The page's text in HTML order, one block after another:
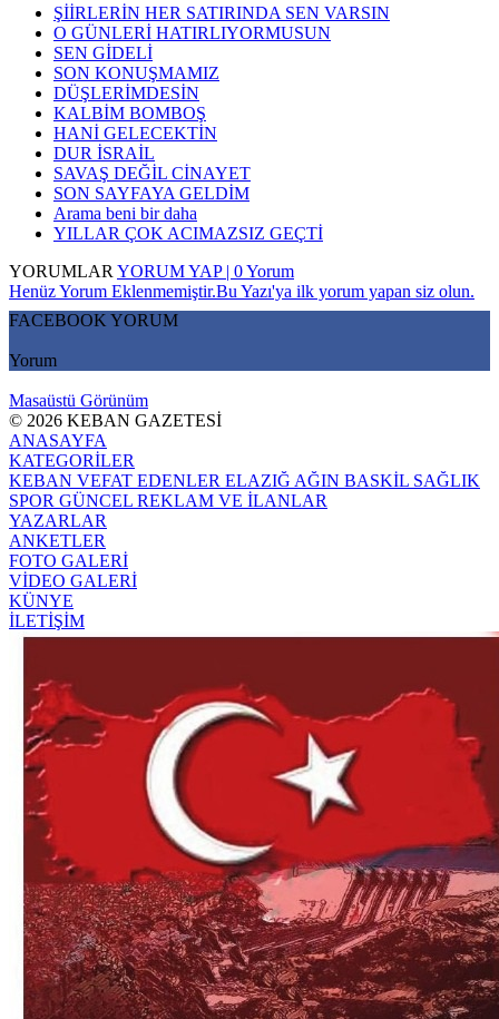
ŞİİRLERİN HER SATIRINDA SEN VARSIN
O GÜNLERİ HATIRLIYORMUSUN
SEN GİDELİ
SON KONUŞMAMIZ
DÜŞLERİMDESİN
KALBİM BOMBOŞ
HANİ GELECEKTİN
DUR İSRAİL
SAVAŞ DEĞİL CİNAYET
SON SAYFAYA GELDİM
Arama beni bir daha
YILLAR ÇOK ACIMAZSIZ GEÇTİ
YORUMLAR YORUM YAP | 0 Yorum
Henüz Yorum Eklenmemiştir.Bu Yazı'ya ilk yorum yapan siz olun.
FACEBOOK YORUM
Yorum
Masaüstü Görünüm
© 2026 KEBAN GAZETESİ
ANASAYFA
KATEGORİLER
KEBAN VEFAT EDENLER ELAZIĞ AĞIN BASKİL SAĞLIK
SPOR GÜNCEL REKLAM VE İLANLAR
YAZARLAR
ANKETLER
FOTO GALERİ
VİDEO GALERİ
KÜNYE
İLETİŞİM